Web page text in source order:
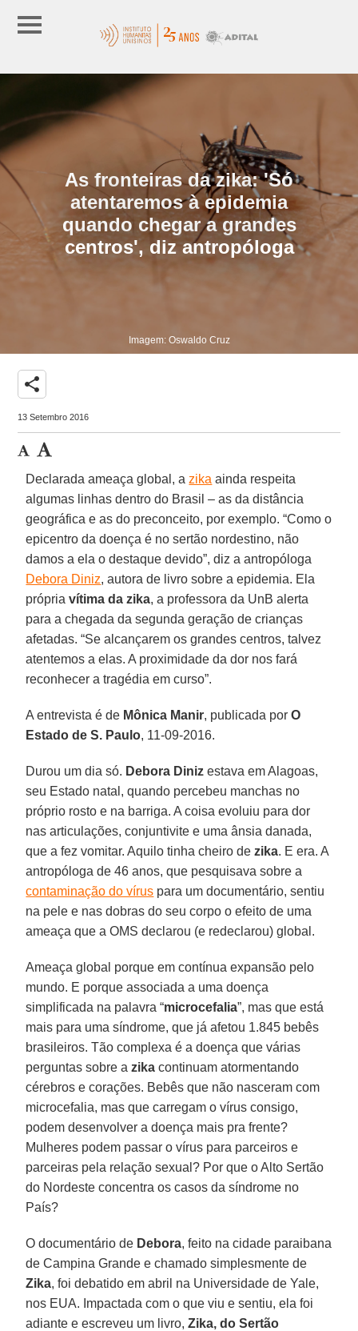
As fronteiras da zika: 'Só
atentaremos à epidemia
quando chegar a grandes
centros', diz antropóloga
Imagem: Oswaldo Cruz
share
13 Setembro 2016
Declarada ameaça global, azika ainda respeita
algumas linhas dentro do Brasil – as da distância
geográfica e as do preconceito, por exemplo. “Como o
epicentro da doença é no sertão nordestino, não
damos a ela o destaque devido”, diz a antropóloga
Debora Diniz, autora de livro sobre a epidemia. Ela
própriavítima da zika, a professora da UnB alerta
para a chegada da segunda geração de crianças
afetadas. “Se alcançarem os grandes centros, talvez
atentemos a elas. A proximidade da dor nos fará
reconhecer a tragédia em curso”.
A entrevista é de Mônica Manir, publicada porO
Estado de S. Paulo, 11-09-2016.
Durou um dia só. Debora Diniz estava em Alagoas,
seu Estado natal, quando percebeu manchas no
próprio rosto e na barriga. A coisa evoluiu para dor
nas articulações, conjuntivite e uma ânsia danada,
que a fez vomitar. Aquilo tinha cheiro dezika. E era. A
antropóloga de 46 anos, que pesquisava sobre a
contaminação do vírus para um documentário, sentiu
na pele e nas dobras do seu corpo o efeito de uma
ameaça que a OMS declarou (e redeclarou) global.
Ameaça global porque em contínua expansão pelo
mundo. E porque associada a uma doença
simplificada na palavra “microcefalia”, mas que está
mais para uma síndrome, que já afetou 1.845 bebês
brasileiros. Tão complexa é a doença que várias
perguntas sobre azika continuam atormentando
cérebros e corações. Bebês que não nasceram com
microcefalia, mas que carregam o vírus consigo,
podem desenvolver a doença mais pra frente?
Mulheres podem passar o vírus para parceiros e
parceiras pela relação sexual? Por que o Alto Sertão
do Nordeste concentra os casos da síndrome no
País?
O documentário de Debora, feito na cidade paraibana
de Campina Grande e chamado simplesmente de
Zika, foi debatido em abril na Universidade de Yale,
nos EUA. Impactada com o que viu e sentiu, ela foi
adiante e escreveu um livro,Zika, do Sertão